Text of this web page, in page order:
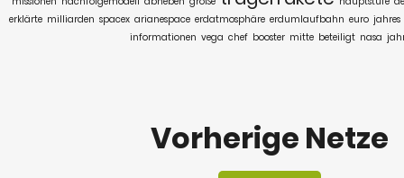
erklärte milliarden spacex arianespace erdatmosphäre erdumlaufbahn euro jahres
informationen vega chef booster mitte beteiligt nasa
Vorherige Netze